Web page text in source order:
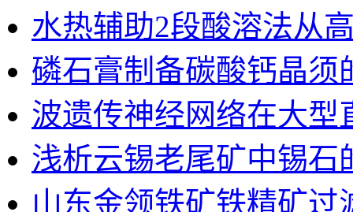
水热辅助2段酸溶法从
磷石膏制备碳酸钙晶须
波遗传神经网络在大型
浅析云锡老尾矿中锡石
山东金领铁矿铁精矿过